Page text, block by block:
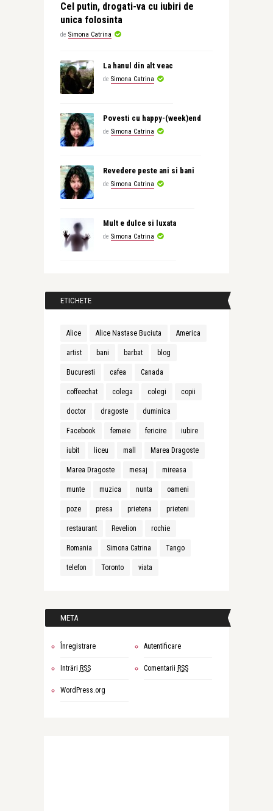
Cel putin, drogati-va cu iubiri de
unica folosinta
de Simona Catrina
La hanul din alt veac
de Simona Catrina
Povesti cu happy-(week)end
de Simona Catrina
Revedere peste ani si bani
de Simona Catrina
Mult e dulce si luxata
de Simona Catrina
ETICHETE
Alice Alice Nastase Buciuta America
artist bani barbat blog
Bucuresti cafea Canada
coffeechat colega colegi copii
doctor dragoste duminica
Facebook femeie fericire iubire
iubit liceu mall Marea Dragoste
Marea Dragoste mesaj mireasa
munte muzica nunta oameni
poze presa prietena prieteni
restaurant Revelion rochie
Romania Simona Catrina Tango
telefon Toronto viata
META
Înregistrare Autentificare
Intrări RSS Comentarii RSS
WordPress.org